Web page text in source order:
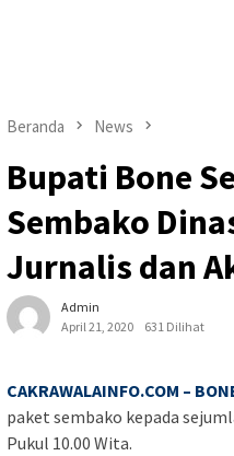
Beranda News
Bupati Bone
Sembako
Jurnalis dan
Admin
April 21, 2020
631 Dilihat
CAKRAWALAINFO.COM –
paket sembako kepada
Pukul 10.00 Wita.